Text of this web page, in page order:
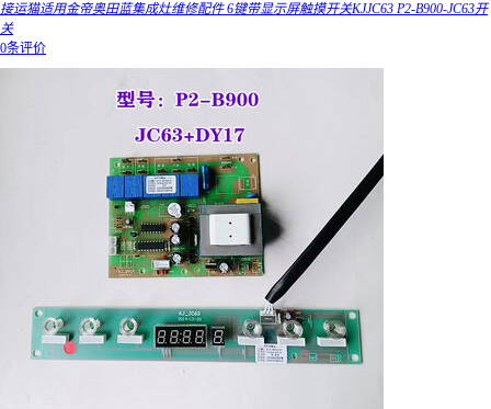
接运猫适用金帝奥田蓝集成灶维修配件 6键带显示屏触摸开关KJJC63 P2-B900-JC63开
关
0条评价